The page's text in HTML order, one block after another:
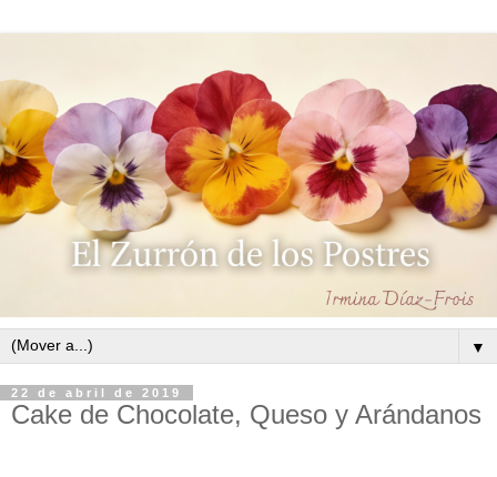
▼
22 de abril de 2019
Cake de Chocolate, Queso y Arándanos